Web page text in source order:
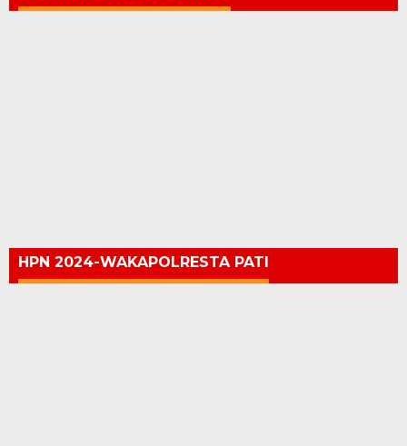
HPN 2024-WAKAPOLRESTA PATI